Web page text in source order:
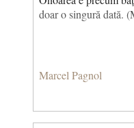
doar o singură dată.
Marcel Pagnol